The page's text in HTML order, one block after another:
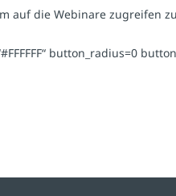
auf die Webinare zugreifen
button_radius=0